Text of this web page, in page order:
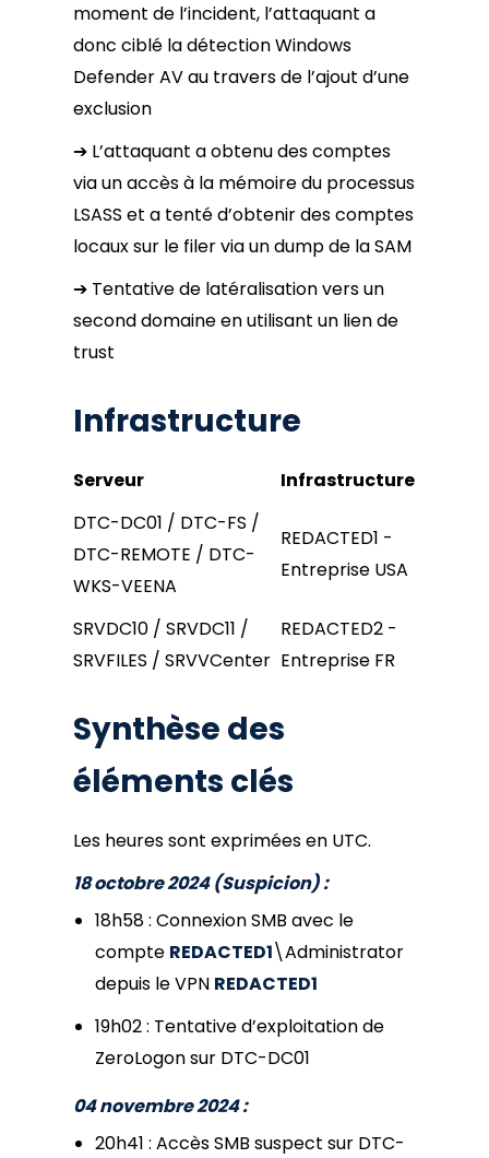
moment de l’incident, l’attaquant a
donc ciblé la détection Windows
Defender AV au travers de l’ajout d’une
exclusion
➔ L’attaquant a obtenu des comptes
via un accès à la mémoire du processus
LSASS et a tenté d’obtenir des comptes
locaux sur le filer via un dump de la SAM
➔ Tentative de latéralisation vers un
second domaine en utilisant un lien de
trust
Infrastructure
Serveur
Infrastructure
DTC-DC01 / DTC-FS /
DTC-REMOTE / DTC-
WKS-VEENA
REDACTED1 -
Entreprise USA
SRVDC10 / SRVDC11 /
SRVFILES / SRVVCenter
REDACTED2 -
Entreprise FR
Synthèse des
éléments clés
Les heures sont exprimées en UTC.
18 octobre 2024 (Suspicion) :
18h58 : Connexion SMB avec le
compte REDACTED1\Administrator
depuis le VPN REDACTED1
19h02 : Tentative d’exploitation de
ZeroLogon sur DTC-DC01
04 novembre 2024 :
20h41 : Accès SMB suspect sur DTC-